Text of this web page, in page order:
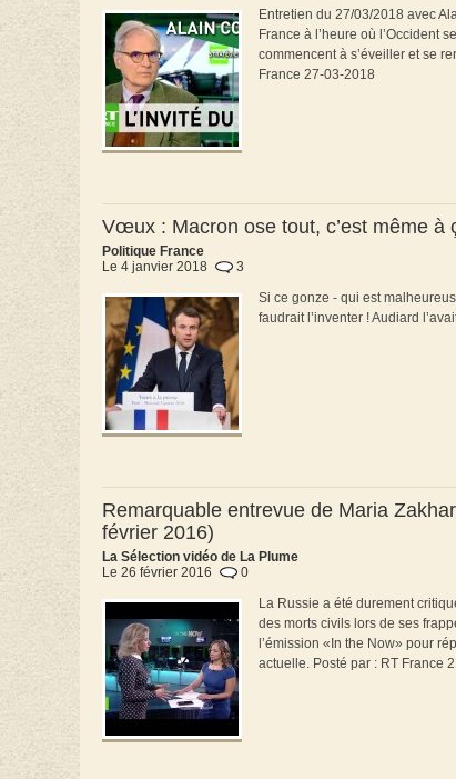
Entretien du 27/03/2018 avec
France à l’heure où l’Occident
commencent à s’éveiller et se
France 27-03-2018
Vœux : Macron ose tout, c’est même à
Politique France
Le 4 janvier 2018
3
Si ce gonze - qui est
faudrait l’inventer ! Audiard
Remarquable entrevue de Maria
février 2016)
La Sélection vidéo de La Plume
Le 26 février 2016
0
La Russie a été durement
des morts civils lors de ses
l’émission «In the Now» pour
actuelle. Posté par : RT France